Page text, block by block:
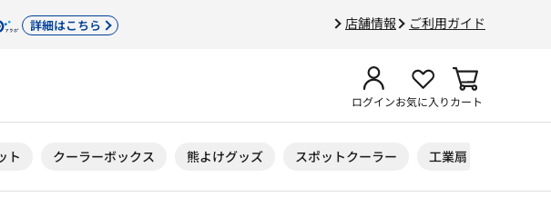
店舗情報 ご利用ガイド
詳細はこちら
ログインお気に入りカート
ト クーラーボックス 熊よけグッズ スポットクーラー 工業扇